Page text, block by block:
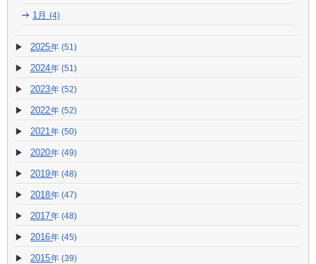
1月 (4)
2025 (51)
2024 (51)
2023 (52)
2022 (52)
2021 (50)
2020 (49)
2019 (48)
2018 (47)
2017 (48)
2016 (45)
2015 (39)